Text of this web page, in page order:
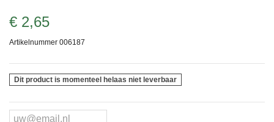
€ 2,65
Artikelnummer 006187
Dit product is momenteel helaas niet leverbaar